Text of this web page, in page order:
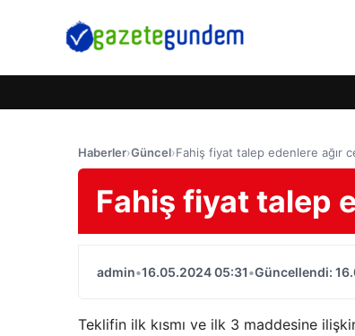
Haberler›Güncel›Fahiş fiyat talep edenlere ağır
Fahiş fiyat talep
admin•16.05.2024 05:31•Güncellendi:
Teklifin ilk kısmı ve ilk 3 maddesine